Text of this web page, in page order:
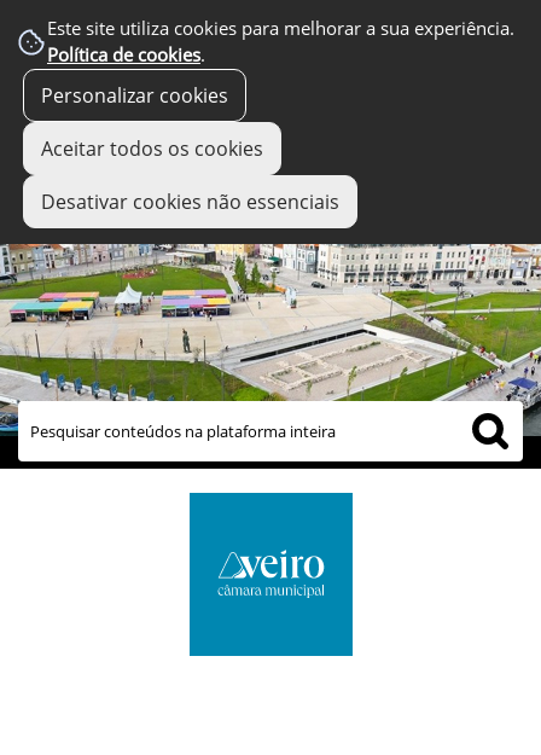
Este site utiliza cookies para melhorar a sua experiência.
Política de cookies.
Personalizar cookies
Aceitar todos os cookies
Desativar cookies não essenciais
links úteis